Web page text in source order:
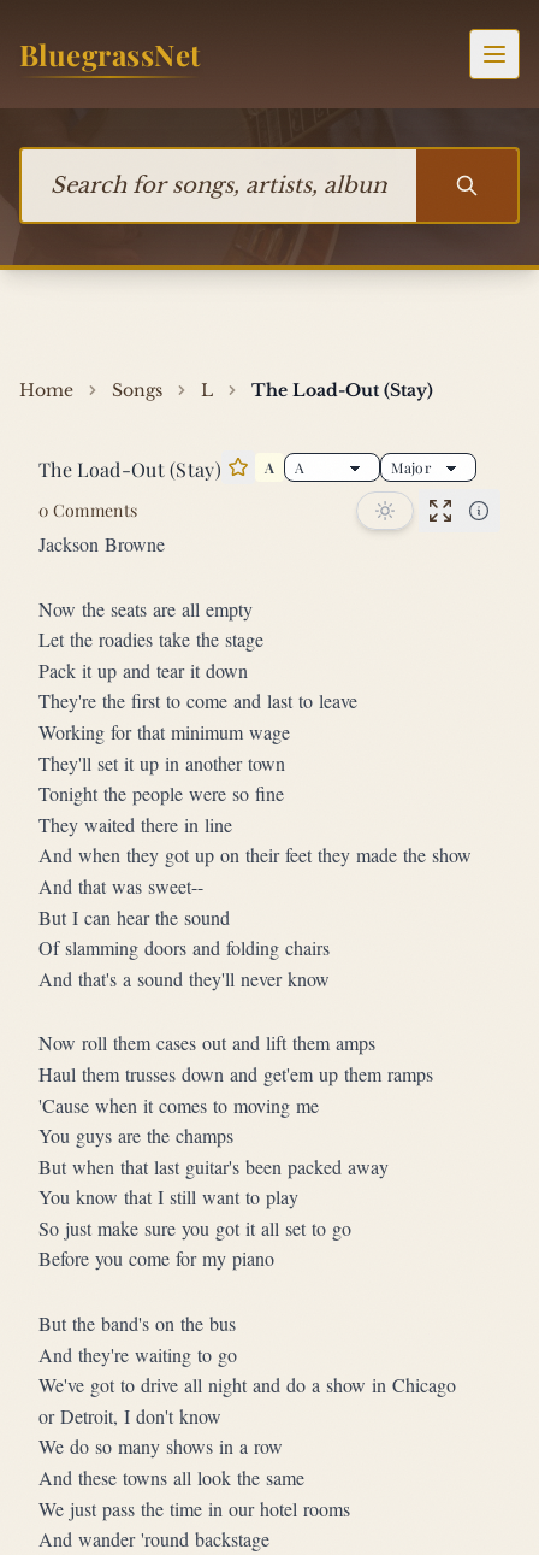
BluegrassNet
Home Songs L The Load-Out (Stay)
The Load-Out (Stay) Star this song
A
0 Comments
Jackson Browne
Now the seats are all empty
Let the roadies take the stage
Pack it up and tear it down
They're the first to come and last to leave
Working for that minimum wage
They'll set it up in another town
Tonight the people were so fine
They waited there in line
And when they got up on their feet they made the show
And that was sweet--
But I can hear the sound
Of slamming doors and folding chairs
And that's a sound they'll never know
Now roll them cases out and lift them amps
Haul them trusses down and get'em up them ramps
'Cause when it comes to moving me
You guys are the champs
But when that last guitar's been packed away
You know that I still want to play
So just make sure you got it all set to go
Before you come for my piano
But the band's on the bus
And they're waiting to go
We've got to drive all night and do a show in Chicago
or Detroit, I don't know
We do so many shows in a row
And these towns all look the same
We just pass the time in our hotel rooms
And wander 'round backstage